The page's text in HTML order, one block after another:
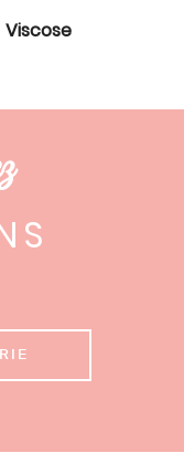
Viscose